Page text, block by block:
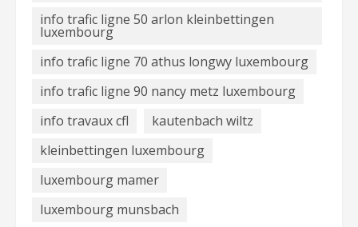
info trafic ligne 50 arlon kleinbettingen
luxembourg
info trafic ligne 70 athus longwy luxembourg
info trafic ligne 90 nancy metz luxembourg
info travaux cfl
kautenbach wiltz
kleinbettingen luxembourg
luxembourg mamer
luxembourg munsbach